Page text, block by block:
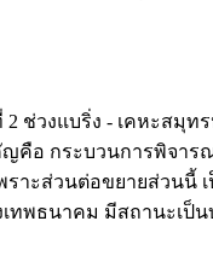
ช่วงแบริ่ง - เคหะสมุ
คือ กระบวนการพิจา
ราะส่วนต่อขยายส่วน
ทพธนาคม มีสถานะเ